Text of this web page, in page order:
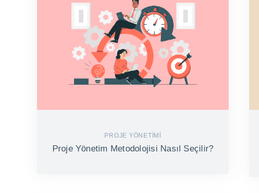
PROJE YÖNETIMI
Proje Yönetim Metodolojisi Nasıl Seçilir?